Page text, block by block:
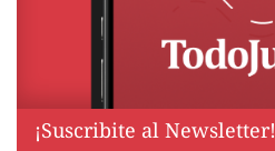
¡Suscribite al Newsletter!